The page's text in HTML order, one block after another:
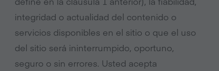
integridad o actualidad del contenido o
servicios disponibles en el sitio o que el uso
del sitio será ininterrumpido, oportuno,
seguro o sin errores. Usted acepta